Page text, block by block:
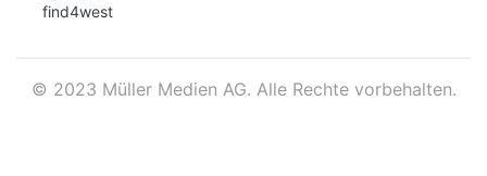
find4west
© 2023 Müller Medien AG. Alle Rechte vorbehalten.